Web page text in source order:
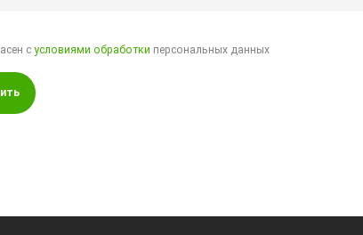
сусловиями обработки персональных данных